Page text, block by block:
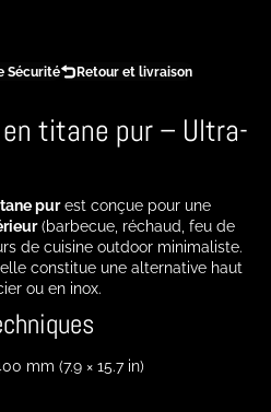
Sécurité Retour et livraison
titane pur – Ultra-
purest conçue pour une
(barbecue, réchaud, feu de
de cuisine outdoor minimaliste.
constitue une alternative haut
ou en inox.
mm (7.9 × 15.7 in)